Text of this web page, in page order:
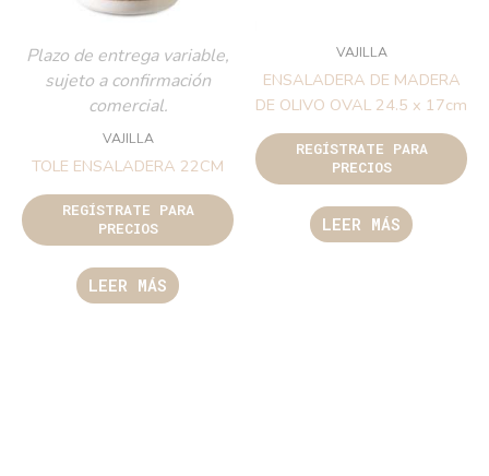
Plazo de entrega variable,
sujeto a confirmación
comercial.
VAJILLA
TOLE ENSALADERA 22CM
REGÍSTRATE PARA
PRECIOS
LEER MÁS
VAJILLA
ENSALADERA DE MADERA
DE OLIVO OVAL 24.5 x 17cm
REGÍSTRATE PARA
PRECIOS
LEER MÁS